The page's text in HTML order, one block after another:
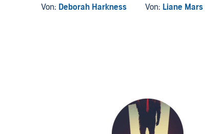
Von: Deborah Harkness
Von: Liane Mars